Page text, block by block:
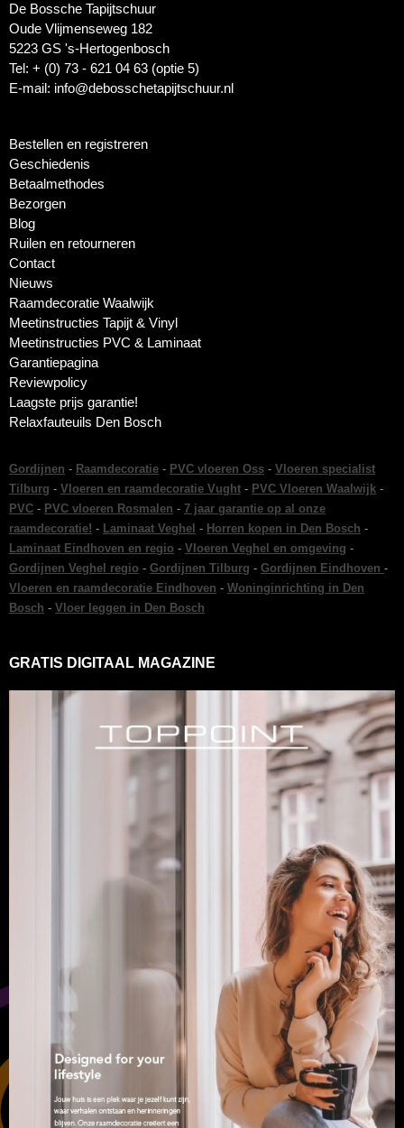
De Bossche Tapijtschuur
Oude Vlijmenseweg 182
5223 GS 's-Hertogenbosch
Tel: + (0) 73 - 621 04 63 (optie 5)
E-mail: info@debosschetapijtschuur.nl
Bestellen en registreren
Geschiedenis
Betaalmethodes
Bezorgen
Blog
Ruilen en retourneren
Contact
Nieuws
Raamdecoratie Waalwijk
Meetinstructies Tapijt & Vinyl
Meetinstructies PVC & Laminaat
Garantiepagina
Reviewpolicy
Laagste prijs garantie!
Relaxfauteuils Den Bosch
Gordijnen - Raamdecoratie - PVC vloeren Oss - Vloeren specialist
Tilburg - Vloeren en raamdecoratie Vught - PVC Vloeren Waalwijk -
PVC - PVC vloeren Rosmalen - 7 jaar garantie op al onze
raamdecoratie! - Laminaat Veghel - Horren kopen in Den Bosch -
Laminaat Eindhoven en regio - Vloeren Veghel en omgeving -
Gordijnen Veghel regio - Gordijnen Tilburg - Gordijnen Eindhoven -
Vloeren en raamdecoratie Eindhoven - Woninginrichting in Den
Bosch - Vloer leggen in Den Bosch
GRATIS DIGITAAL MAGAZINE